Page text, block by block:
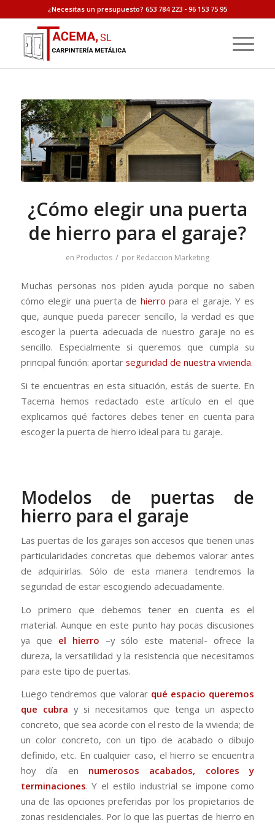
¿Necesitas un presupuesto? 653 784 223 - 96 153 75 95
¿Cómo elegir una puerta
de hierro para el garaje?
en Productos / por Redaccion Marketing
Muchas personas nos piden ayuda porque no saben
cómo elegir una puerta de hierro para el garaje. Y es
que, aunque pueda parecer sencillo, la verdad es que
escoger la puerta adecuada de nuestro garaje no es
sencillo. Especialmente si queremos que cumpla su
principal función: aportar seguridad de nuestra vivienda.
Si te encuentras en esta situación, estás de suerte. En
Tacema hemos redactado este artículo en el que
explicamos qué factores debes tener en cuenta para
escoger la puerta de hierro ideal para tu garaje.
Modelos de puertas de
hierro para el garaje
Las puertas de los garajes son accesos que tienen unas
particularidades concretas que debemos valorar antes
de adquirirlas. Sólo de esta manera tendremos la
seguridad de estar escogiendo adecuadamente.
Lo primero que debemos tener en cuenta es el
material. Aunque en este punto hay pocas discusiones
ya que el hierro –y sólo este material- ofrece la
dureza, la versatilidad y la resistencia que necesitamos
para este tipo de puertas.
Luego tendremos que valorar qué espacio queremos
que cubra y si necesitamos que tenga un aspecto
concreto, que sea acorde con el resto de la vivienda; de
un color concreto, con un tipo de acabado o dibujo
definido, etc. En cualquier caso, el hierro se encuentra
hoy día en numerosos acabados, colores y
terminaciones. Y el estilo industrial se impone como
una de las opciones preferidas por los propietarios de
zonas residenciales. Por lo que las puertas de hierro en